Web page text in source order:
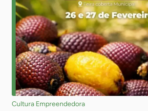
Cultura Empreendedora